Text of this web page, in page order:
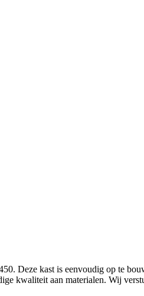
Deze kast is eenvoudig op te
kwaliteit aan materialen. Wij